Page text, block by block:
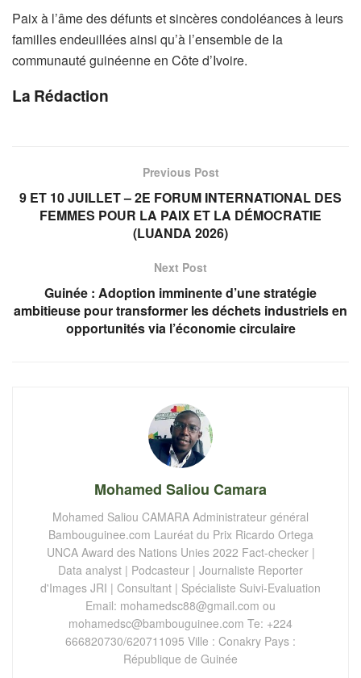
Paix à l’âme des défunts et sincères condoléances à leurs
familles endeuillées ainsi qu’à l’ensemble de la
communauté guinéenne en Côte d’Ivoire.
La Rédaction
Previous Post
9 ET 10 JUILLET – 2E FORUM INTERNATIONAL DES
FEMMES POUR LA PAIX ET LA DÉMOCRATIE
(LUANDA 2026)
Next Post
Guinée : Adoption imminente d’une stratégie
ambitieuse pour transformer les déchets industriels en
opportunités via l’économie circulaire
Mohamed Saliou Camara
Mohamed Saliou CAMARA Administrateur général
Bambouguinee.com Lauréat du Prix Ricardo Ortega
UNCA Award des Nations Unies 2022 Fact-checker |
Data analyst | Podcasteur | Journaliste Reporter
d'Images JRI | Consultant | Spécialiste Suivi-Evaluation
Email: mohamedsc88@gmail.com ou
mohamedsc@bambouguinee.com Te: +224
666820730/620711095 Ville : Conakry Pays :
République de Guinée